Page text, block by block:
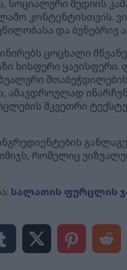
სოციალური მედიის
კონტენტისთვის.
და ბუნებრივ
ცოცხალი
ხისფერი ყავისფერი.
შთაბეჭდილების
ამავდროულად
მკვეთრი
რომელიც
სალათის ფურცლის